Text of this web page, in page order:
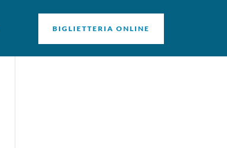
BIGLIETTERIA ONLINE